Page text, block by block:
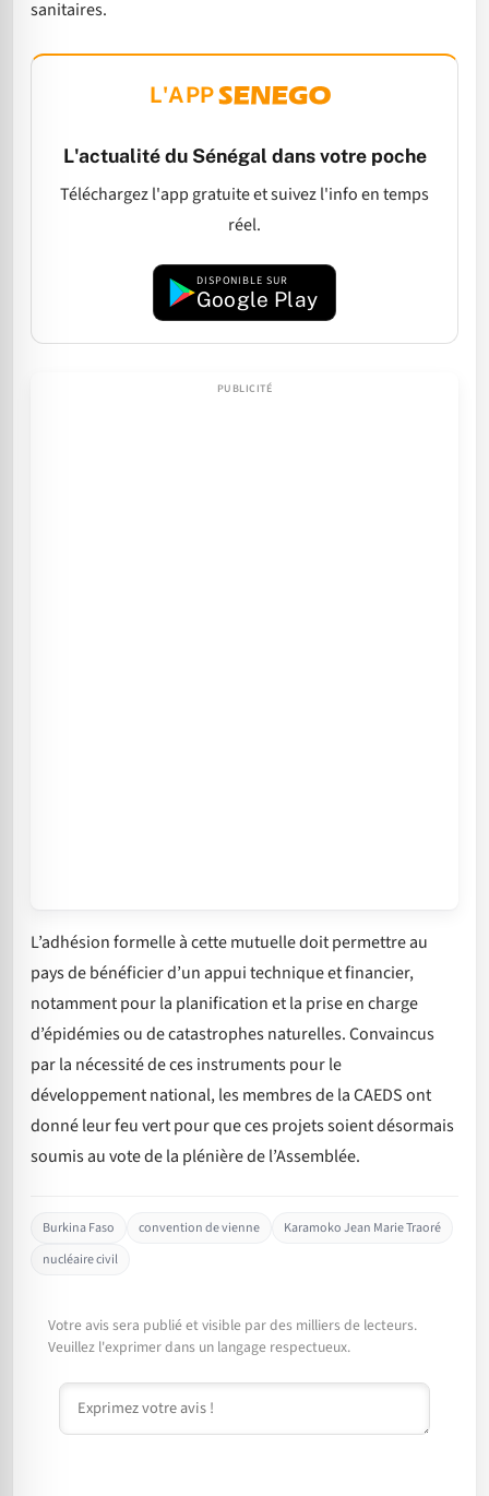
sanitaires.
L'APP
L'actualité du Sénégal dans votre poche
Téléchargez l'app gratuite et suivez l'info en temps
réel.
DISPONIBLE SUR
Google Play
L’adhésion formelle à cette mutuelle doit permettre au
pays de bénéficier d’un appui technique et financier,
notamment pour la planification et la prise en charge
d’épidémies ou de catastrophes naturelles. Convaincus
par la nécessité de ces instruments pour le
développement national, les membres de la CAEDS ont
donné leur feu vert pour que ces projets soient désormais
soumis au vote de la plénière de l’Assemblée.
Burkina Faso convention de vienne
Karamoko Jean Marie Traoré
nucléaire civil
Votre avis sera publié et visible par des milliers de lecteurs.
Veuillez l'exprimer dans un langage respectueux.
Commentaire